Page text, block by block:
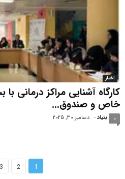
اخبار
کارگاه آشنایی مراکز درمانی
خاص و صندوق...
بنیاد- دسامبر 30, 2025 0
1
2
3